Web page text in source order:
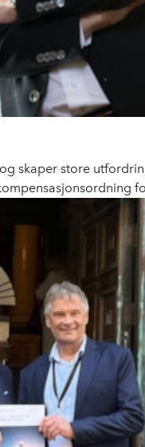
skaper store